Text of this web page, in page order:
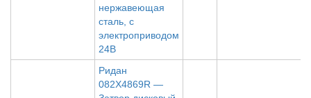
нержавеющая
сталь, с
электроприводом
24В
Ридан
082X4869R —